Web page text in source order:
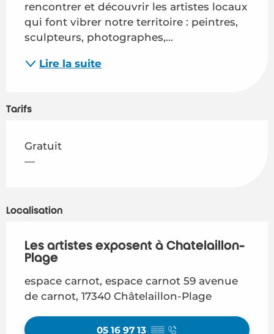
rencontrer et découvrir les artistes locaux
qui font vibrer notre territoire : peintres,
sculpteurs, photographes,...
Lire la suite
Tarifs
Gratuit
—
Localisation
Les artistes exposent à Chatelaillon-
Plage
espace carnot, espace carnot 59 avenue
de carnot, 17340 Châtelaillon-Plage
05 16 97 13 ▒▒